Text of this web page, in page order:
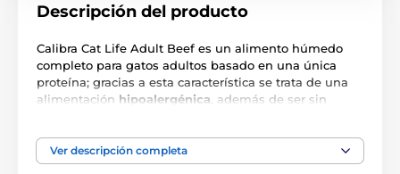
Descripción del producto
Calibra Cat Life Adult Beef es un alimento húmedo
completo para gatos adultos basado en una única
proteína; gracias a esta característica se trata de una
alimentación hipoalergénica , además de ser sin
ingredientes especificados de la
. La
gama Life está destinada a administrarse durante
Ver descripción completa